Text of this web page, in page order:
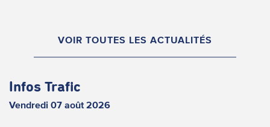
VOIR TOUTES LES ACTUALITÉS
Infos Trafic
Vendredi 07 août 2026